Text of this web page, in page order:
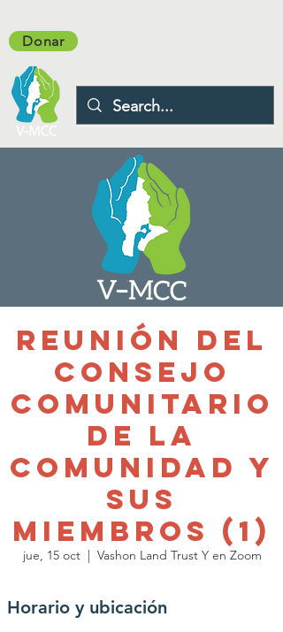
Donar
Reunión del
Consejo
Comunitario
de la
Comunidad y
sus
Miembros (1)
jue, 15 oct
  |
Vashon Land Trust Y en Zoom
Horario y ubicación